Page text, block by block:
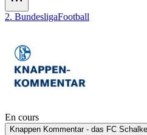
2. BundesligaFootball
En cours
Knappen Kommentar - das FC